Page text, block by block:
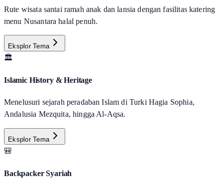
Rute wisata santai ramah anak dan lansia dengan fasilitas katering
menu Nusantara halal penuh.
Eksplor Tema
🏛️
Islamic History & Heritage
Menelusuri sejarah peradaban Islam di Turki Hagia Sophia,
Andalusia Mezquita, hingga Al-Aqsa.
Eksplor Tema
🎒
Backpacker Syariah